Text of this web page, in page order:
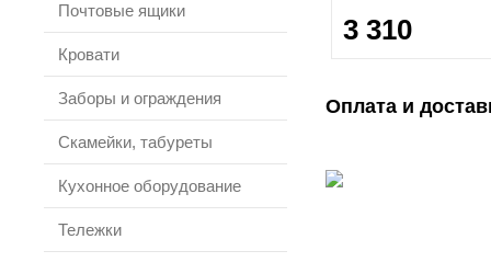
Почтовые ящики
Кровати
Заборы и ограждения
Скамейки, табуреты
Кухонное оборудование
Тележки
3 310
Оплата и